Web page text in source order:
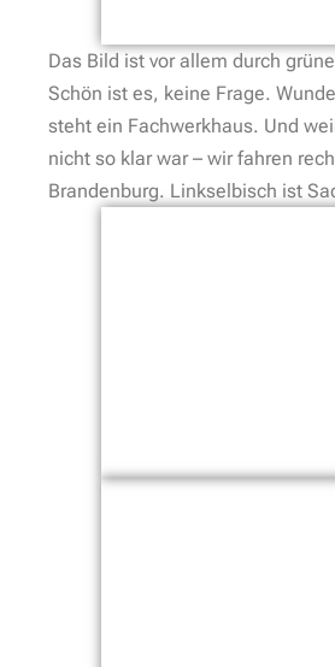
Das Bild ist vor allem durch
Schön ist es, keine Frage.
steht ein Fachwerkhaus. Und
nicht so klar war – wir fahren
Brandenburg. Linkselbisch ist